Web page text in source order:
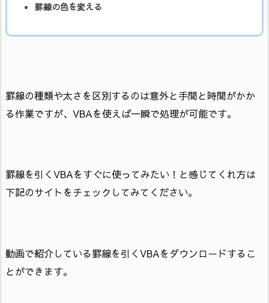
罫線の色を変える
罫線の種類や太さを区別するのは意外と手間と時間がかか
る作業ですが、VBAを使えば一瞬で処理が可能です。
罫線を引くVBAをすぐに使ってみたい！と感じてくれ方は
下記のサイトをチェックしてみてください。
動画で紹介している罫線を引くVBAをダウンロードするこ
とができます。